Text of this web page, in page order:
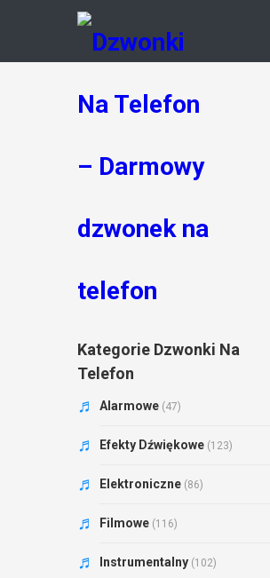
Kategorie Dzwonki Na
Telefon
Alarmowe (47)
Efekty Dźwiękowe (123)
Elektroniczne (86)
Filmowe (116)
Instrumentalny (102)